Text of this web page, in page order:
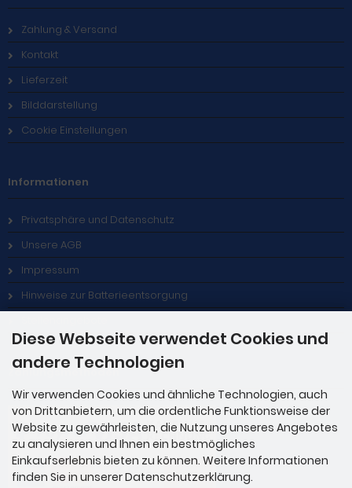
Zahlung & Versand
Kontakt
Lieferzeit
Bilddarstellung
Cookie Einstellungen
Informationen
Privatsphäre und Datenschutz
Unsere AGB
Impressum
Hinweise zur Batterieentsorgung
Zahlungsmethoden
Diese Webseite verwendet Cookies und
andere Technologien
Wir verwenden Cookies und ähnliche Technologien, auch
von Drittanbietern, um die ordentliche Funktionsweise der
Website zu gewährleisten, die Nutzung unseres Angebotes
zu analysieren und Ihnen ein bestmögliches
Einkaufserlebnis bieten zu können. Weitere Informationen
finden Sie in unserer Datenschutzerklärung.